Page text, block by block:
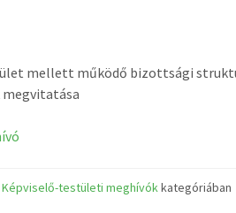
mellett működő bizottsági
Képviselő-testületi meghívókkategóriában